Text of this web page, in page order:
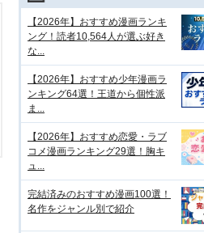
【2026年】おすすめ漫画ランキ
ング！読者10,564人が選ぶ好き
な...
【2026年】おすすめ少年漫画ラ
ンキング64選！王道から個性派
ま...
【2026年】おすすめ恋愛・ラブ
コメ漫画ランキング29選！胸キ
ュ...
完結済みのおすすめ漫画100選！
名作をジャンル別で紹介